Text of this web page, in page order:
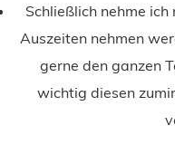
Schließlich nehme
Auszeiten nehmen
gerne den ganzen
wichtig diesen